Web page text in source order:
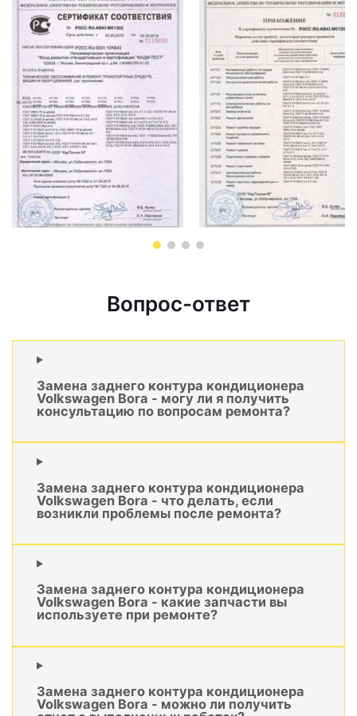
Вопрос-ответ
Замена заднего контура кондиционера
Volkswagen Bora - могу ли я получить
консультацию по вопросам ремонта?
Замена заднего контура кондиционера
Volkswagen Bora - что делать, если
возникли проблемы после ремонта?
Замена заднего контура кондиционера
Volkswagen Bora - какие запчасти вы
используете при ремонте?
Замена заднего контура кондиционера
Volkswagen Bora - можно ли получить